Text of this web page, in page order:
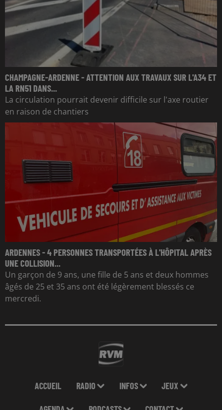
CHAMPAGNE-ARDENNE - ATTENTION AUX TRAVAUX SUR L'A34 ET
LA RN51 DANS...
La circulation pourrait devenir difficile sur l'axe routier
en raison de chantiers
ARDENNES - 4 PERSONNES TRANSPORTÉES À L'HÔPITAL APRÈS
UNE COLLISION...
Un garçon de 9 ans, une fille de 5 ans et deux hommes
âgés de 25 et 35 ans ont été légèrement blessés ce
mercredi.
ACCUEIL RADIO INFOS JEUX